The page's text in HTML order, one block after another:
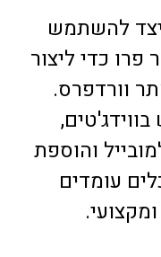
להשתמש
פרו כדי ליצור
וורדפרס.
והוספת
עומדים